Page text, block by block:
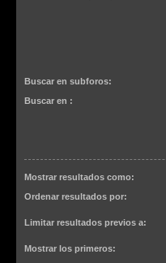
Buscar en subforos:
Buscar en :
Mostrar resultados como:
Ordenar resultados por:
Limitar resultados previos a:
Mostrar los primeros: